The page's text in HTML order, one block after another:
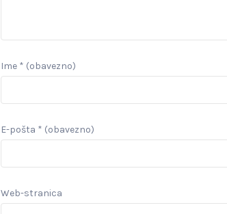
Ime * (obavezno)
E-pošta * (obavezno)
Web-stranica